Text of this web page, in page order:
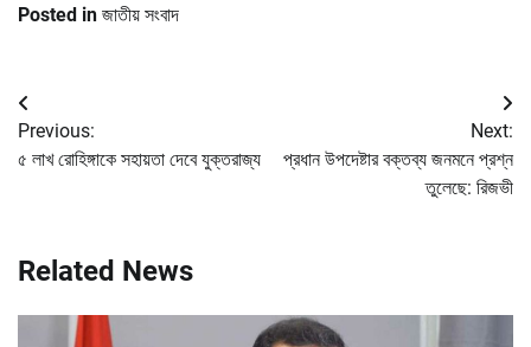
Posted in জাতীয় সংবাদ
Post
navigation
Previous:
৫ লাখ রোহিঙ্গাকে সহায়তা দেবে যুক্তরাজ্য
Next:
প্রধান উপদেষ্টার বক্তব্য জনমনে প্রশ্ন
তুলেছে: রিজভী
Related News